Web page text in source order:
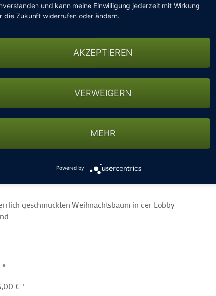
auf Ihrem Wohlfühlzimmer
geschmückten Weihnachtsbaum in der Lobby
am Hackbrett
Weihnachtsmarkt mit Glühwein-Umtrunk
geschmückten Weihnachtsbaum in der Lobby
*
€ *
und kann meine Einwilligung jederzeit mit Wirkung
die Zukunft widerrufen oder ändern.
AKZEPTIEREN
VERWEIGERN
MEHR
Powered by